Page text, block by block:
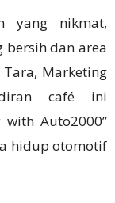
yang nikmat,
dan area
Marketing
café ini
Auto2000”
hidup otomotif